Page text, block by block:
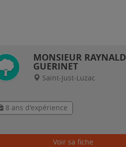
MONSIEUR RAYNALD
GUERINET
Saint-Just-Luzac
8 ans d'expérience
Voir sa fiche